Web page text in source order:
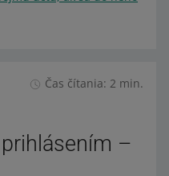
Čas čítania: 2 min.
–